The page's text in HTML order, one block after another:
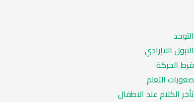
التوحد
التبول اللاإرادي
فرط الحركة
صعوبات التعلم
تأخر الكلام عند الاطفال